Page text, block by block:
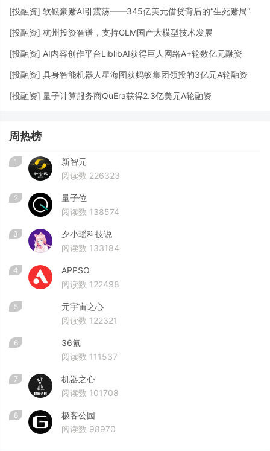
[投融资] 软银豪赌AI引震荡——345亿美元借贷背后的“生死赌局”
[投融资] 杭州投资智谱，支持GLM国产大模型技术发展
[投融资] AI内容创作平台LiblibAI获得巨人网络A+轮数亿元融资
[投融资] 具身智能机器人星海图获蚂蚁集团领投的3亿元A轮融资
[投融资] 量子计算服务商QuEra获得2.3亿美元A轮融资
周热榜
1
新智元
阅读数 226323
2
量子位
阅读数 138574
3
夕小瑶科技说
阅读数 133184
4
APPSO
阅读数 122498
5
元宇宙之心
阅读数 122321
6
36氪
阅读数 111537
7
机器之心
阅读数 101708
8
极客公园
阅读数 98970